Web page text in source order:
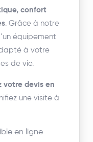
confort
. Grâce à notre
équipement
à votre
de vie.
votre devis en
une visite à
en ligne